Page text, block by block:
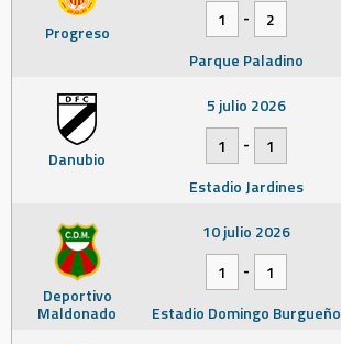
Progreso
1
-
2
Parque Paladino
Danubio
5 julio 2026
1
-
1
Estadio Jardines
Deportivo
Maldonado
10 julio 2026
1
-
1
Estadio Domingo Burgueño